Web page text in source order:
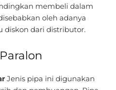
membeli dalam
oleh adanya
diskon dari distributor.
Jenis pipa ini digunakan